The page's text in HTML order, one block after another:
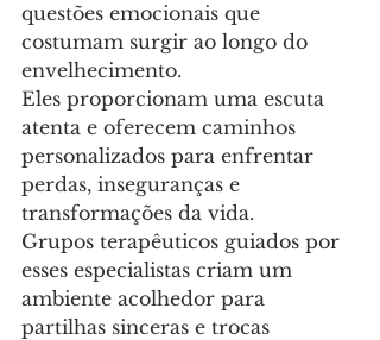
questões emocionais que
costumam surgir ao longo do
envelhecimento.
Eles proporcionam uma escuta
atenta e oferecem caminhos
personalizados para enfrentar
perdas, inseguranças e
transformações da vida.
Grupos terapêuticos guiados por
esses especialistas criam um
ambiente acolhedor para
partilhas sinceras e trocas